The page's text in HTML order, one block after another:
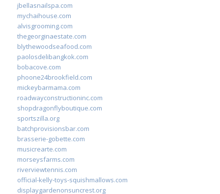
jbellasnailspa.com
mychaihouse.com
alvisgrooming.com
thegeorginaestate.com
blythewoodseafood.com
paolosdelibangkok.com
bobacove.com
phoone24brookfield.com
mickeybarmama.com
roadwayconstructioninc.com
shopdragonflyboutique.com
sportszilla.org
batchprovisionsbar.com
brasserie-gobette.com
musicrearte.com
morseysfarms.com
riverviewtennis.com
official-kelly-toys-squishmallows.com
displaygardenonsuncrest.org